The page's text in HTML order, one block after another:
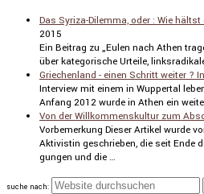
Das Syriza-Dilemma, oder : Wie
2015
Ein Beitrag zu „Eulen nach Athen
über katego­ri­sche Urteile,
Griechenland - einen Schritt weiter ?
Inter­view mit einem in Wuppertal
Anfang 2012 wurde in Athen ein
Von der Willkommenskultur zum
Vorbe­mer­kung Dieser Artikel wurde
Aktivistin geschrieben, die seit Ende
gungen und die …
suche nach: